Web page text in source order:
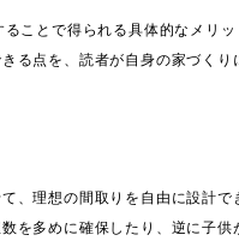
ことで得られる具体的なメリ
る点を、読者が自身の家づく
、理想の間取りを自由に設計
を多めに確保したり、逆に子